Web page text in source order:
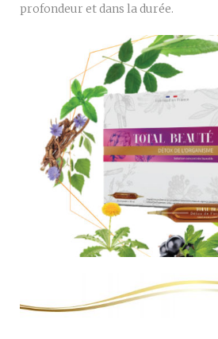
profondeur et dans la durée.